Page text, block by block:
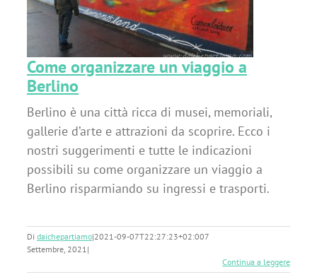
Come organizzare un viaggio a
Berlino
Berlino è una città ricca di musei, memoriali,
gallerie d’arte e attrazioni da scoprire. Ecco i
nostri suggerimenti e tutte le indicazioni
possibili su come organizzare un viaggio a
Berlino risparmiando su ingressi e trasporti.
Di daichepartiamo|2021-09-07T22:27:23+02:007
Settembre, 2021|
Continua a leggere